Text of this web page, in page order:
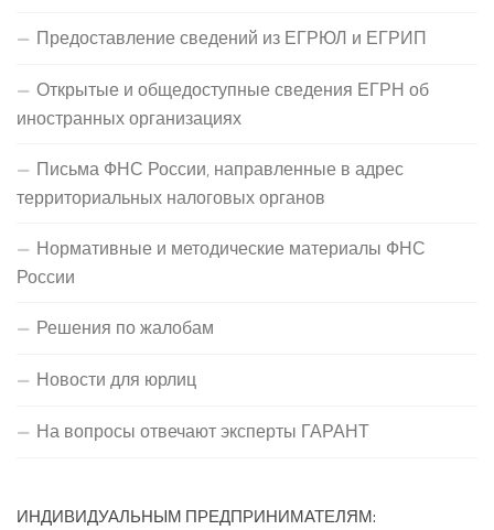
Предоставление сведений из ЕГРЮЛ и ЕГРИП
Открытые и общедоступные сведения ЕГРН об
иностранных организациях
Письма ФНС России, направленные в адрес
территориальных налоговых органов
Нормативные и методические материалы ФНС
России
Решения по жалобам
Новости для юрлиц
На вопросы отвечают эксперты ГАРАНТ
ИНДИВИДУАЛЬНЫМ ПРЕДПРИНИМАТЕЛЯМ: